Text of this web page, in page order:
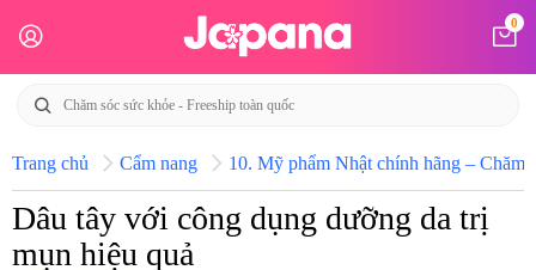
0
Trang chủ Cẩm nang 10. Mỹ phẩm Nhật chính hãng – Chăm
Dâu tây với công dụng dưỡng da trị
mụn hiệu quả